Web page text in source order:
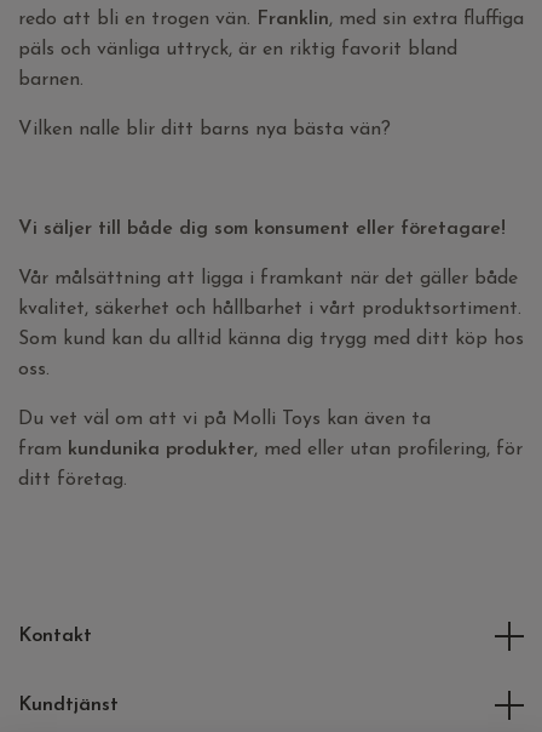
redo att bli en trogen vän.
Franklin, med sin extra fluffiga
päls och vänliga uttryck, är en riktig favorit bland
barnen.
Vilken nalle blir ditt barns nya bästa vän?
Vi säljer till både dig som konsument eller företagare!
Vår målsättning att ligga i framkant när det gäller både
kvalitet, säkerhet och hållbarhet i vårt produktsortiment.
Som kund kan du alltid känna dig trygg med ditt köp hos
oss.
Du vet väl om att vi på Molli Toys kan även ta
fram kundunika produkter, med eller utan profilering, för
ditt företag.
Kontakt
Kundtjänst